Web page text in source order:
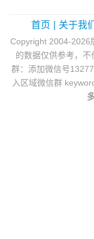
首页 关于我们
Copyright 2004-2026
的数据仅供参考，
群：添加微信号
入区域微信群